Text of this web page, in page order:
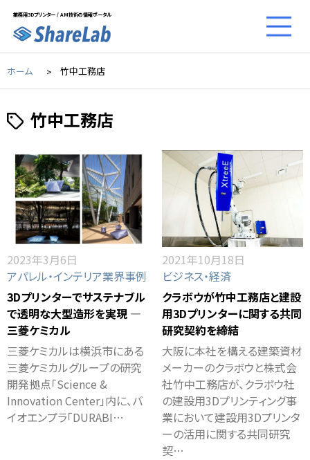
業務用3Dプリンター / AM技術の情報ポータル
ホーム 竹中工務店
竹中工務店
2023年3月6日
アパレル・インテリア業界事例
3Dプリンターでサステナブル
で透明な大型造形を実現 ―
三菱ケミカル
三菱ケミカルは横浜市にある
三菱ケミカルグループの研究
開発拠点「Science &
Innovation Center」内に、バ
イオエンプラ「DURABI…
2021年10月18日
ビジネス・経済
クラボウが竹中工務店と建設
用3Dプリンターに関する共同
研究契約を締結
大阪に本社を構える建築資材
メーカーのクラボウと株式会
社竹中工務店が、クラボウ社
の建設用3Dプリンティング事
業において建設用3Dプリンタ
ーの活用に関する共同研究
契…